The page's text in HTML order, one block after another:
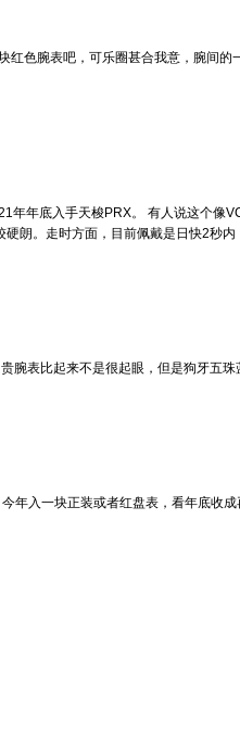
色腕表吧，可乐圈甚合我意，腕间
年底入手天梭PRX。 有人说这个像
朗。走时方面，目前佩戴是日快2秒内
表比起来不是很起眼，但是狗牙五珠
年入一块正装或者红盘表，看年底收成